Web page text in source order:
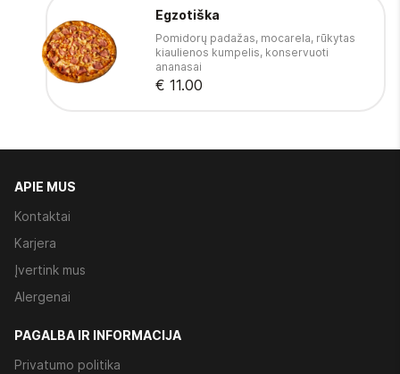
Egzotiška
Pomidorų padažas, mocarela, rūkytas
kiaulienos kumpelis, konservuoti
ananasai
€ 11.00
APIE MUS
Kontaktai
Karjera
Įvertink mus
Alergenai
PAGALBA IR INFORMACIJA
Privatumo politika